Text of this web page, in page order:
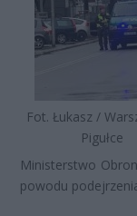
Fot. Łukasz /
Pigułce
Ministerstwo
powodu